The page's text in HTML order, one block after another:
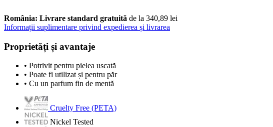
România: Livrare standard gratuită de la 340,89 lei
Informații suplimentare privind expedierea și livrarea
Proprietăți și avantaje
• Potrivit pentru pielea uscată
• Poate fi utilizat și pentru păr
• Cu un parfum fin de mentă
Cruelty Free (PETA)
Nickel Tested